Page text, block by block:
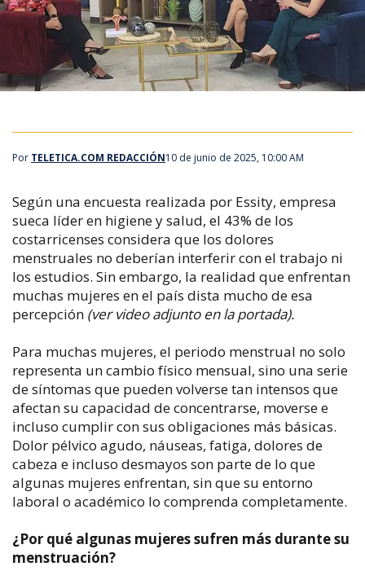
Por TELETICA.COM REDACCIÓN10 de junio de 2025, 10:00 AM
Según una encuesta realizada por Essity, empresa
sueca líder en higiene y salud, el 43% de los
costarricenses considera que los dolores
menstruales no deberían interferir con el trabajo ni
los estudios. Sin embargo, la realidad que enfrentan
muchas mujeres en el país dista mucho de esa
percepción (ver video adjunto en la portada).
Para muchas mujeres, el periodo menstrual no solo
representa un cambio físico mensual, sino una serie
de síntomas que pueden volverse tan intensos que
afectan su capacidad de concentrarse, moverse e
incluso cumplir con sus obligaciones más básicas.
Dolor pélvico agudo, náuseas, fatiga, dolores de
cabeza e incluso desmayos son parte de lo que
algunas mujeres enfrentan, sin que su entorno
laboral o académico lo comprenda completamente.
¿Por qué algunas mujeres sufren más durante su
menstruación?